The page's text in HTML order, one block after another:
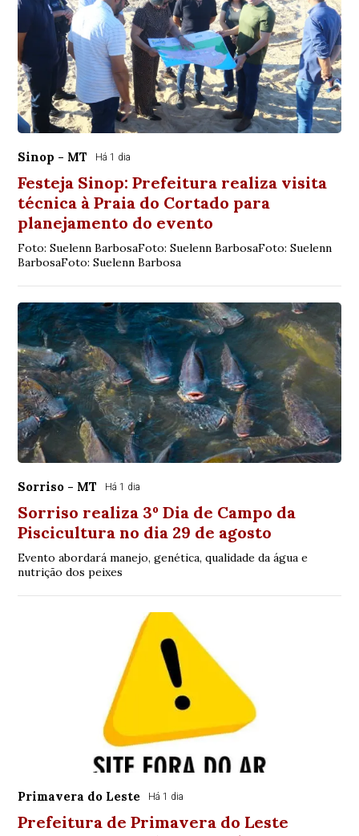
Sinop - MT Há 1 dia
Festeja Sinop: Prefeitura realiza visita
técnica à Praia do Cortado para
planejamento do evento
Foto: Suelenn BarbosaFoto: Suelenn BarbosaFoto: Suelenn
BarbosaFoto: Suelenn Barbosa
Sorriso - MT Há 1 dia
Sorriso realiza 3º Dia de Campo da
Piscicultura no dia 29 de agosto
Evento abordará manejo, genética, qualidade da água e
nutrição dos peixes
Primavera do Leste Há 1 dia
Prefeitura de Primavera do Leste